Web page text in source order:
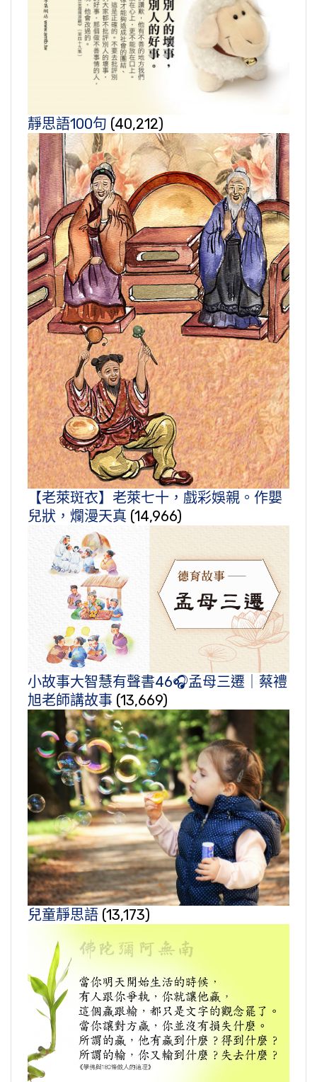
靜思語100句 (40,212)
【老萊斑衣】老萊七十，戲彩娛親。作嬰
兒狀，爛漫天真 (14,966)
小故事大智慧有聲書46🎧孟母三遷｜蔡禮
旭老師講故事 (13,669)
兒童靜思語 (13,173)